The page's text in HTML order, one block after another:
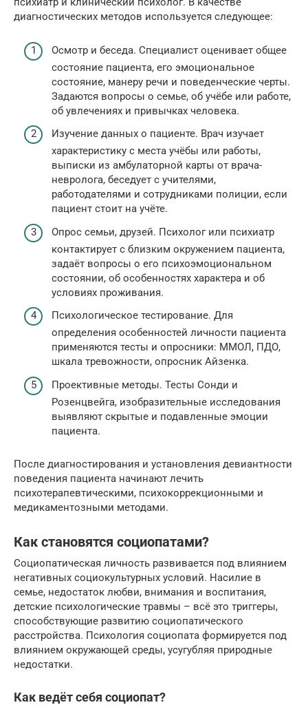
диагностических методов используется следующее:
Осмотр и беседа. Специалист оценивает общее
состояние пациента, его эмоциональное
состояние, манеру речи и поведенческие черты.
Задаются вопросы о семье, об учёбе или работе,
об увлечениях и привычках человека.
Изучение данных о пациенте. Врач изучает
характеристику с места учёбы или работы,
выписки из амбулаторной карты от врача-
невролога, беседует с учителями,
работодателями и сотрудниками полиции, если
пациент стоит на учёте.
Опрос семьи, друзей. Психолог или психиатр
контактирует с близким окружением пациента,
задаёт вопросы о его психоэмоциональном
состоянии, об особенностях характера и об
условиях проживания.
Психологическое тестирование. Для
определения особенностей личности пациента
применяются тесты и опросники: ММОЛ, ПДО,
шкала тревожности, опросник Айзенка.
Проективные методы. Тесты Сонди и
Розенцвейга, изобразительные исследования
выявляют скрытые и подавленные эмоции
пациента.
После диагностирования и установления девиантности
поведения пациента начинают лечить
психотерапевтическими, психокоррекционными и
медикаментозными методами.
Как становятся социопатами?
Социопатическая личность развивается под влиянием
негативных социокультурных условий. Насилие в
семье, недостаток любви, внимания и воспитания,
детские психологические травмы – всё это триггеры,
способствующие развитию социопатического
расстройства. Психология социопата формируется под
влиянием окружающей среды, усугубляя природные
недостатки.
Как ведёт себя социопат?